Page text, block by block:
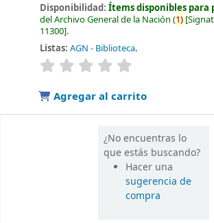
Disponibilidad:Ítems disponibles para
del Archivo General de la Nación (1)
11300 .
Listas: AGN - Biblioteca.
valoración
Agregar al carrito
¿No encuentras lo
que estás buscando?
Hacer una
sugerencia de
compra